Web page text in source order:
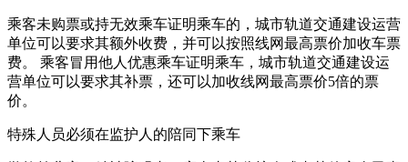
乘客未购票或持无效乘车证明乘车的，城市轨道交通建设运营
单位可以要求其额外收费，并可以按照线网最高票价加收车票
费。 乘客冒用他人优惠乘车证明乘车，城市轨道交通建设运
营单位可以要求其补票，还可以加收线网最高票价5倍的票
价。
特殊人员必须在监护人的陪同下乘车